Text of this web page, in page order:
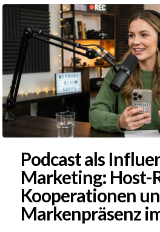
Podcast als
Marketing: Host-
Kooperationen
Markenpräsenz